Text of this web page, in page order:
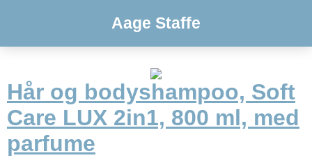
Aage Staffe
Hår og bodyshampoo, Soft
Care LUX 2in1, 800 ml, med
parfume